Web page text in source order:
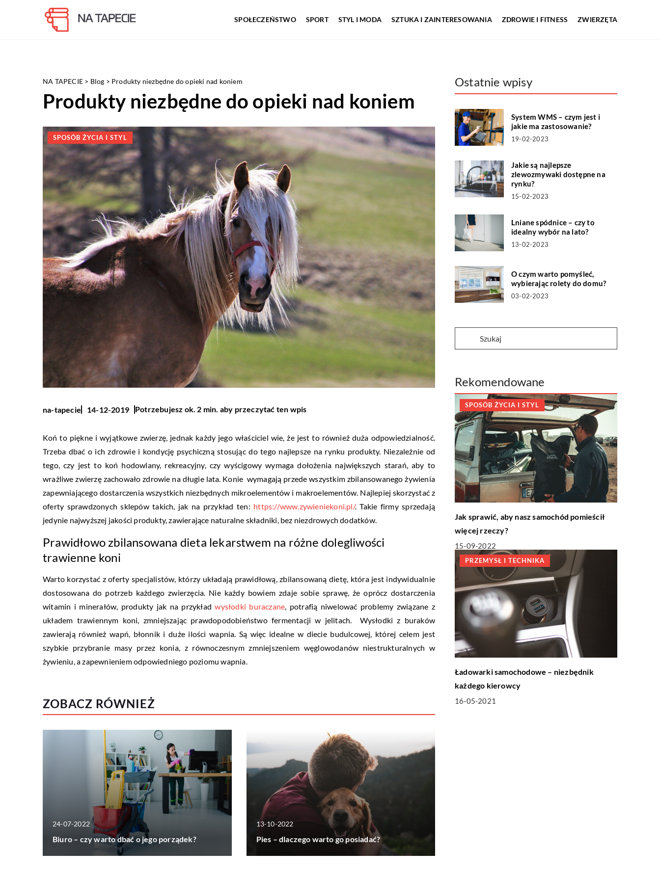
SPOŁECZEŃSTWO SPORT STYL I MODA SZTUKA I ZAINTERESOWANIA ZDROWIE I FITNESS ZWIERZĘTA
NA TAPECIE > Blog > Produkty niezbędne do opieki nad koniem
Produkty niezbędne do opieki nad koniem
SPOSÓB ŻYCIA I STYL
na-tapecie 14-12-2019 Potrzebujesz ok. 2 min. aby przeczytać ten wpis
Koń to piękne i wyjątkowe zwierzę, jednak każdy jego właściciel wie, że jest to również duża odpowiedzialność.
Trzeba dbać o ich zdrowie i kondycję psychiczną stosując do tego najlepsze na rynku produkty. Niezależnie od
tego, czy jest to koń hodowlany, rekreacyjny, czy wyścigowy wymaga dołożenia największych starań, aby to
wrażliwe zwierzę zachowało zdrowie na długie lata. Konie wymagają przede wszystkim zbilansowanego żywienia
zapewniającego dostarczenia wszystkich niezbędnych mikroelementów i makroelementów. Najlepiej skorzystać z
oferty sprawdzonych sklepów takich, jak na przykład ten: https://www.zywieniekoni.pl/. Takie firmy sprzedają
jedynie najwyższej jakości produkty, zawierające naturalne składniki, bez niezdrowych dodatków.
Prawidłowo zbilansowana dieta lekarstwem na różne dolegliwości
trawienne koni
Warto korzystać z oferty specjalistów, którzy układają prawidłową, zbilansowaną dietę, która jest indywidualnie
dostosowana do potrzeb każdego zwierzęcia. Nie każdy bowiem zdaje sobie sprawę, że oprócz dostarczenia
witamin i minerałów, produkty jak na przykładwysłodki buraczane, potrafią niwelować problemy związane z
układem trawiennym koni, zmniejszając prawdopodobieństwo fermentacji w jelitach. Wysłodki z buraków
zawierają również wapń, błonnik i duże ilości wapnia. Są więc idealne w diecie budulcowej, której celem jest
szybkie przybranie masy przez konia, z równoczesnym zmniejszeniem węglowodanów niestrukturalnych w
żywieniu, a zapewnieniem odpowiedniego poziomu wapnia.
ZOBACZ RÓWNIEŻ
24-07-2022
Biuro – czy warto dbać o jego porządek?
13-10-2022
Pies – dlaczego warto go posiadać?
Ostatnie wpisy
System WMS – czym jest i
jakie ma zastosowanie?
19-02-2023
Jakie są najlepsze
zlewozmywaki dostępne na
rynku?
15-02-2023
Lniane spódnice – czy to
idealny wybór na lato?
13-02-2023
O czym warto pomyśleć,
wybierając rolety do domu?
03-02-2023
Rekomendowane
SPOSÓB ŻYCIA I STYL
Jak sprawić, aby nasz samochód pomieścił
więcej rzeczy?
15-09-2022
PRZEMYSŁ I TECHNIKA
Ładowarki samochodowe – niezbędnik
każdego kierowcy
16-05-2021